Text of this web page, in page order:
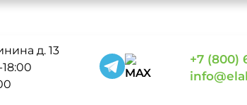
д. 13
+7 (800)